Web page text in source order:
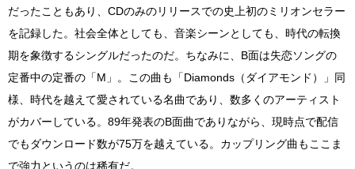
だったこともあり、CDのみのリリースでの史上初のミリオンセラー
を記録した。社会全体としても、音楽シーンとしても、時代の転換
期を象徴するシングルだったのだ。ちなみに、B面は失恋ソングの
定番中の定番の「M」。この曲も「Diamonds（ダイアモンド）」同
様、時代を越えて愛されている名曲であり、数多くのアーティスト
がカバーしている。89年発表のB面曲でありながら、現時点で配信
でもダウンロード数が75万を越えている。カップリング曲もここま
で強力というのは稀有だ。